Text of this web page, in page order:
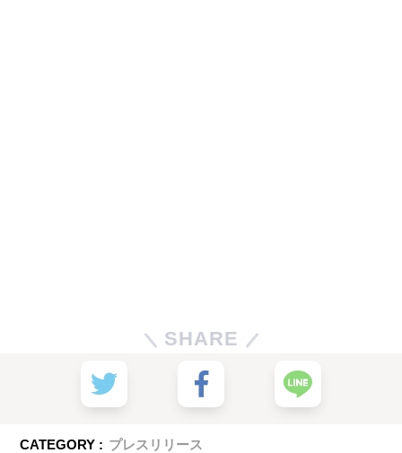
SHARE
CATEGORY : プレスリリース